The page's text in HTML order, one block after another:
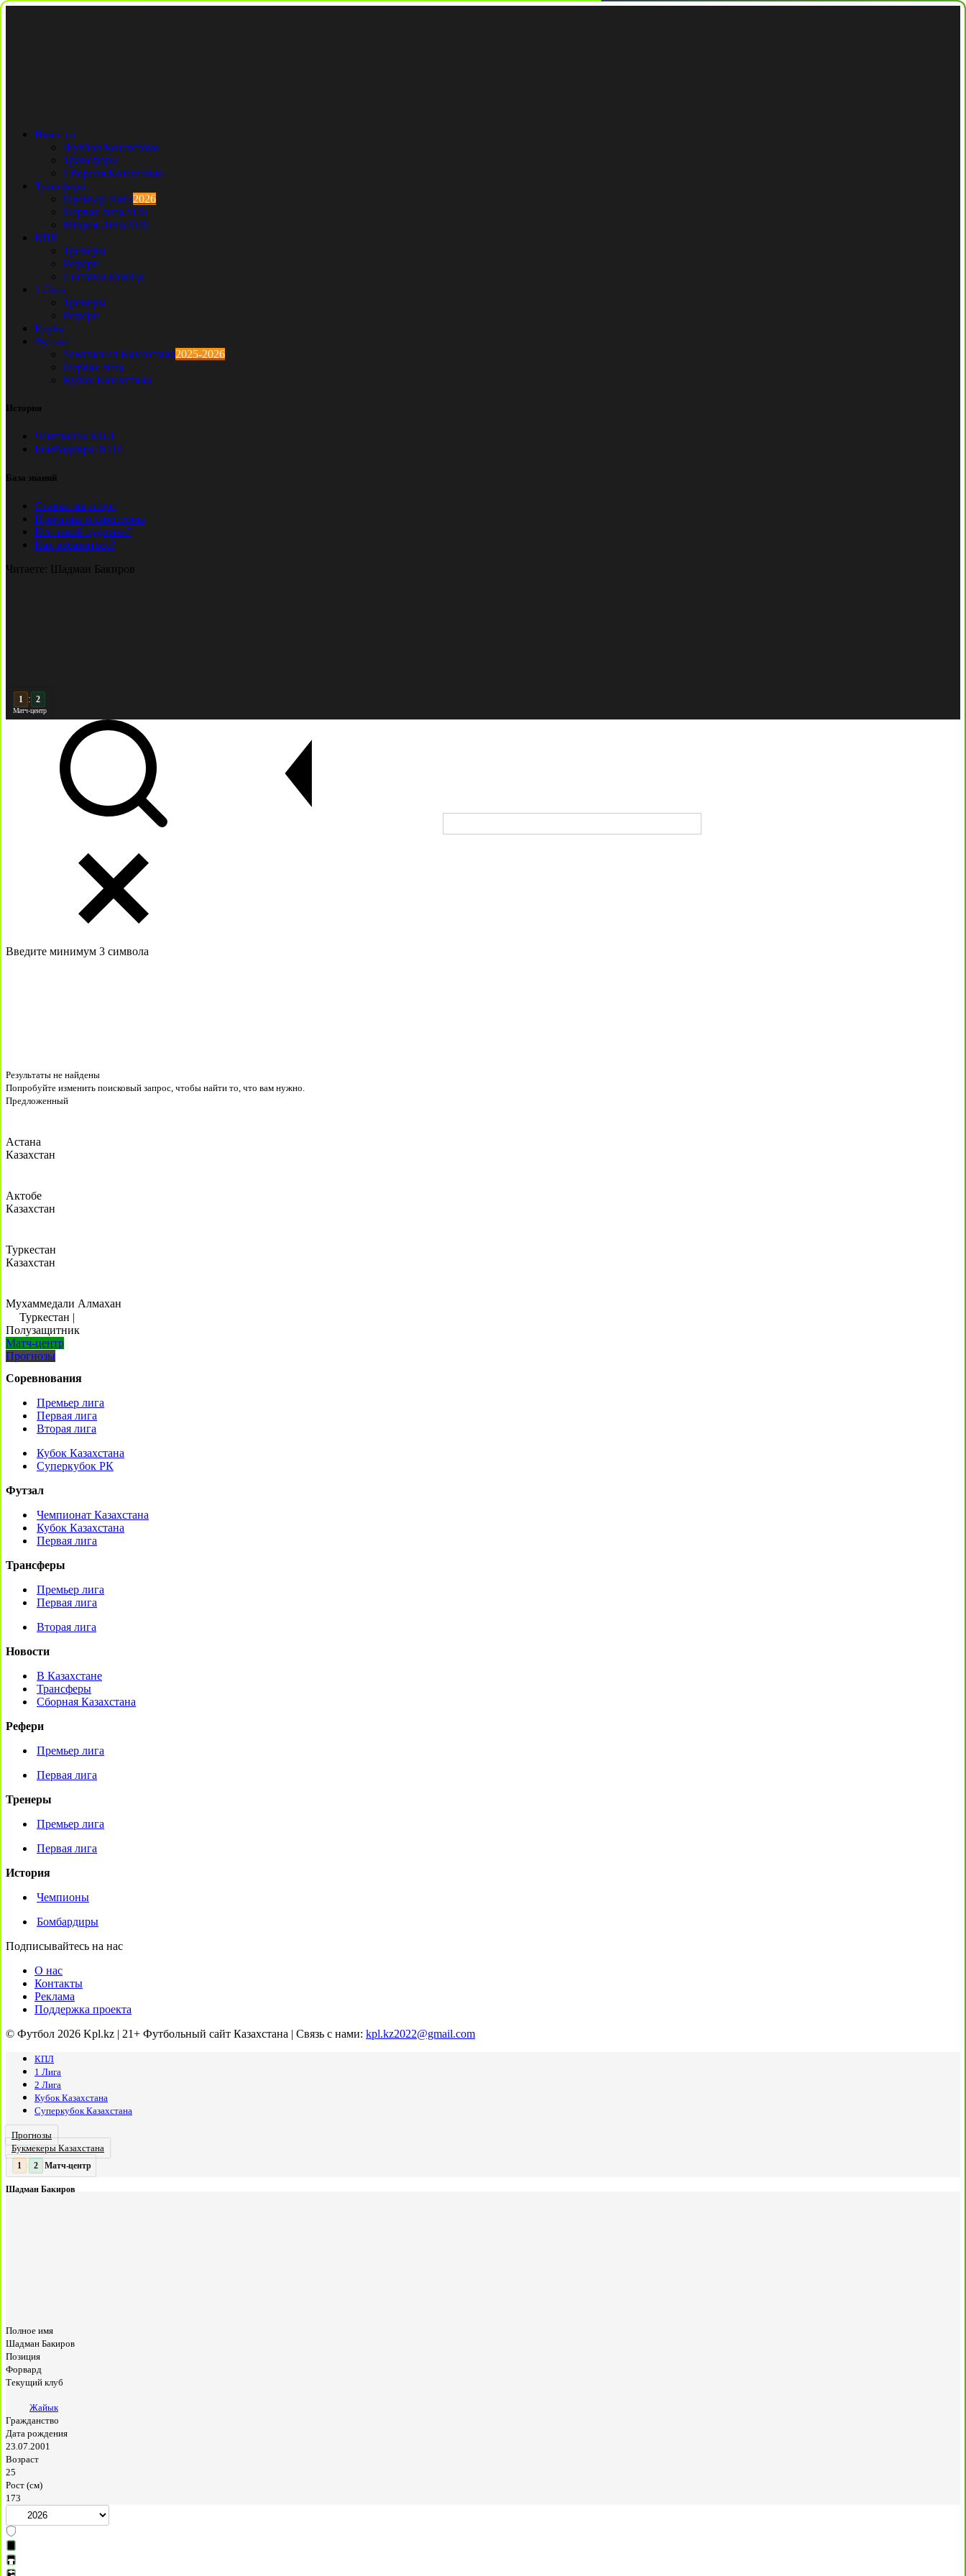
Новости
Футбол Казахстана
Трансферы
Сборная Казахстана
Трансферы
Премьер Лига2026
Первая лига2026
Вторая Лига2026
КПЛ
Тренеры
Рефери
Составы команд
1 Лига
Тренеры
Рефери
Клубы
Футзал
Чемпионат Казахстана2025-2026
Первая лига
Кубок Казахстана
История
Чемпионы КПЛ
Бомбардиры КПЛ
База знаний
Ставки на спорт
Причины и симптомы
Кто такой лудоман?
Как избавиться?
Читаете: Шадман Бакиров
2 : 2
Матч-центр
Введите минимум 3 символа
Результаты не найдены
Попробуйте изменить поисковый запрос, чтобы найти то, что вам нужно.
Предложенный
Астана
Казахстан
Актобе
Казахстан
Туркестан
Казахстан
Мухаммедали Алмахан
Туркестан |
Полузащитник
Матч-центр
Прогнозы
Соревнования
Премьер лига
Первая лига
Вторая лига
Кубок Казахстана
Суперкубок РК
Футзал
Чемпионат Казахстана
Кубок Казахстана
Первая лига
Трансферы
Премьер лига
Первая лига
Вторая лига
Новости
В Казахстане
Трансферы
Сборная Казахстана
Рефери
Премьер лига
Первая лига
Тренеры
Премьер лига
Первая лига
История
Чемпионы
Бомбардиры
Подписывайтесь на нас
О нас
Контакты
Реклама
Поддержка проекта
© Футбол 2026 Kpl.kz | 21+ Футбольный сайт Казахстана | Связь с нами: kpl.kz2022@gmail.com
КПЛ
1 Лига
2 Лига
Кубок Казахстана
Суперкубок Казахстана
Прогнозы
Букмекеры Казахстана
2 : 2 Матч-центр
Шадман Бакиров
Полное имя
Шадман Бакиров
Позиция
Форвард
Текущий клуб
Жайык
Гражданство
Дата рождения
23.07.2001
Возраст
25
Рост (см)
173